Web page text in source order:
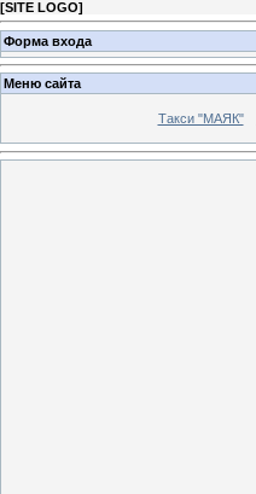
[SITE LOGO]
Форма входа
Меню сайта
Такси "МАЯК"